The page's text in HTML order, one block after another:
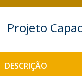
Projeto
DESCRIÇÃO